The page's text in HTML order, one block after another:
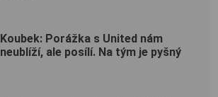
Koubek: Porážka s United nám
neublíží, ale posílí. Na tým je pyšný